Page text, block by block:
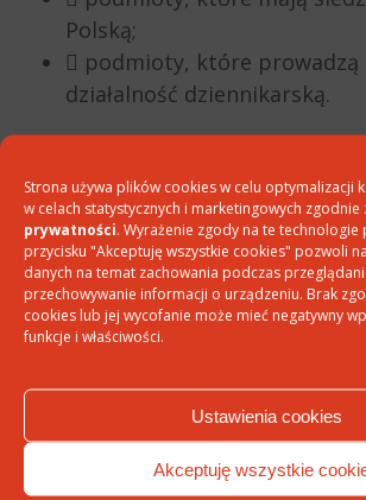
Strona używa plików cookies w celu optymalizacji
w celach statystycznych i marketingowych zgodnie
prywatności. Wyrażenie zgody na te
przycisku "Akceptuję wszystkie cookies" pozwoli
danych na temat zachowania podczas
przechowywanie informacji o urządzeniu. Brak
cookies lub jej wycofanie może mieć negatywny
funkcje i właściwości.
Akceptuję wszystkie
Ustawienia cookies
Polską;
 podmioty, które prowadzą
działalność dziennikarską.
Oceń artykuł
DODAJ DO ULUBIONYCH
PODZIEL SIĘ:
LUB WYŚLIJ EMAIL Z LINKIEM
Dodaj komentarz